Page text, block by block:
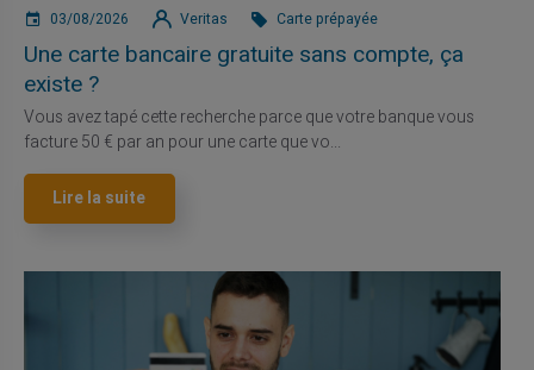
03/08/2026 Veritas Carte prépayée
Une carte bancaire gratuite sans compte, ça
existe ?
Vous avez tapé cette recherche parce que votre banque vous
facture 50 € par an pour une carte que vo...
Lire la suite